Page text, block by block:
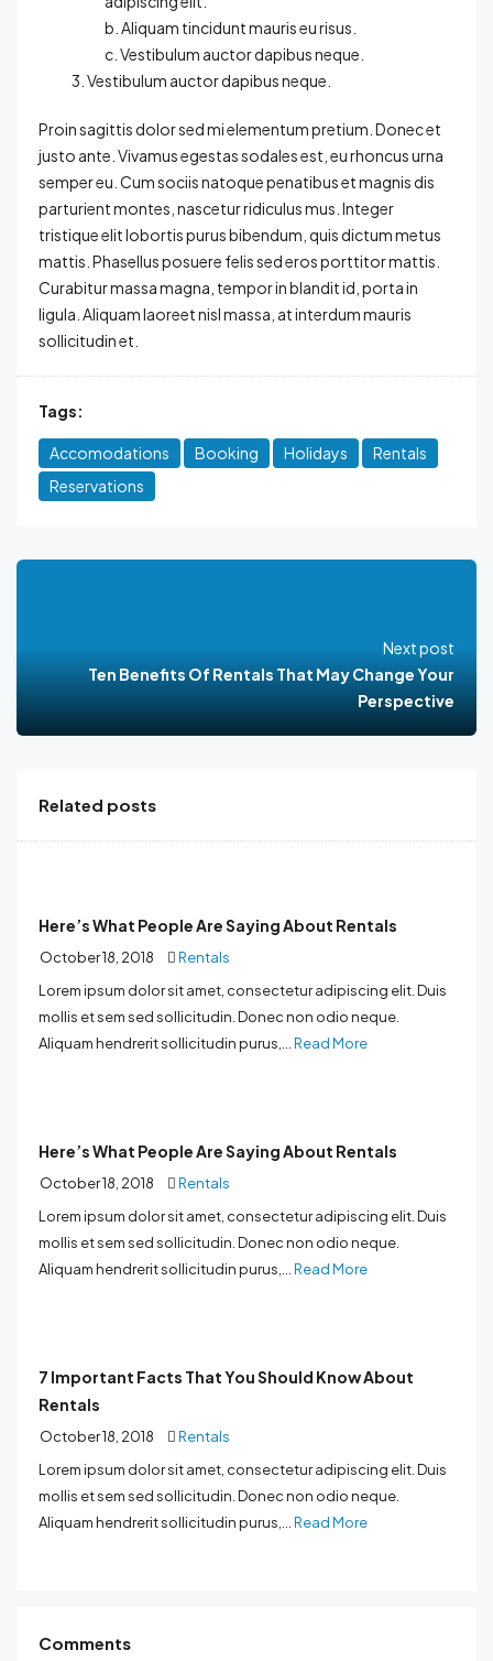
Aliquam tincidunt mauris eu risus.
Vestibulum auctor dapibus neque.
Vestibulum auctor dapibus neque.
Proin sagittis dolor sed mi elementum pretium. Donec et
justo ante. Vivamus egestas sodales est, eu rhoncus urna
semper eu. Cum sociis natoque penatibus et magnis dis
parturient montes, nascetur ridiculus mus. Integer
tristique elit lobortis purus bibendum, quis dictum metus
mattis. Phasellus posuere felis sed eros porttitor mattis.
Curabitur massa magna, tempor in blandit id, porta in
ligula. Aliquam laoreet nisl massa, at interdum mauris
sollicitudin et.
Tags:
Accomodations Booking Holidays
Rentals
Reservations
Next post
Ten Benefits Of Rentals That May Change Your
Perspective
Related posts
Here’s What People Are Saying About Rentals
October 18, 2018
Rentals
Lorem ipsum dolor sit amet, consectetur adipiscing elit. Duis
mollis et sem sed sollicitudin. Donec non odio neque.
Aliquam hendrerit sollicitudin purus,...Read More
Here’s What People Are Saying About Rentals
October 18, 2018
Rentals
Lorem ipsum dolor sit amet, consectetur adipiscing elit. Duis
mollis et sem sed sollicitudin. Donec non odio neque.
Aliquam hendrerit sollicitudin purus,...Read More
7 Important Facts That You Should Know About
Rentals
October 18, 2018
Rentals
Lorem ipsum dolor sit amet, consectetur adipiscing elit. Duis
mollis et sem sed sollicitudin. Donec non odio neque.
Aliquam hendrerit sollicitudin purus,...Read More
Comments